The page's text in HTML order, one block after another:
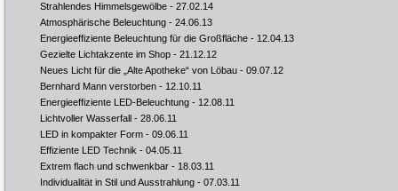
Strahlendes Himmelsgewölbe - 27.02.14
Atmosphärische Beleuchtung - 24.06.13
Energieeffiziente Beleuchtung für die Großfläche - 12.04.13
Gezielte Lichtakzente im Shop - 21.12.12
Neues Licht für die „Alte Apotheke“ von Löbau - 09.07.12
Bernhard Mann verstorben - 12.10.11
Energieeffiziente LED-Beleuchtung - 12.08.11
Lichtvoller Wasserfall - 28.06.11
LED in kompakter Form - 09.06.11
Effiziente LED Technik - 04.05.11
Extrem flach und schwenkbar - 18.03.11
Individualität in Stil und Ausstrahlung - 07.03.11